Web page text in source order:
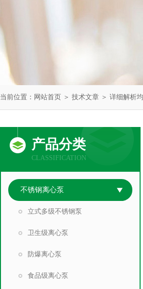
当前位置： 网站首页 ＞ 技术文章 ＞ 详细解析
产品分类
CLASSIFICATION
不锈钢离心泵
立式多级不锈钢泵
卫生级离心泵
防爆离心泵
食品级离心泵